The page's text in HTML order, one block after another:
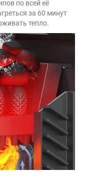
по всей её
за 60 минут
тепло.